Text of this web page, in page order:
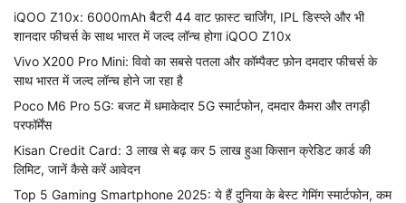
iQOO Z10x: 6000mAh बैटरी 44 वाट फ़ास्ट चार्जिंग, IPL डिस्प्ले और भी
शानदार फीचर्स के साथ भारत में जल्द लॉन्च होगा iQOO Z10x
Vivo X200 Pro Mini: विवो का सबसे पतला और कॉम्पैक्ट फ़ोन दमदार फीचर्स के
साथ भारत में जल्द लॉन्च होने जा रहा है
Poco M6 Pro 5G: बजट में धमाकेदार 5G स्मार्टफोन, दमदार कैमरा और तगड़ी
परफॉर्मेंस
Kisan Credit Card: 3 लाख से बढ़ कर 5 लाख हुआ किसान क्रेडिट कार्ड की
लिमिट, जानें कैसे करें आवेदन
Top 5 Gaming Smartphone 2025: ये हैं दुनिया के बेस्ट गेमिंग स्मार्टफोन, कम